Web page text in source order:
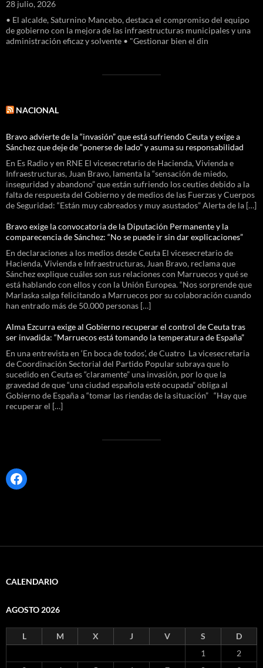
28 julio, 2026
• El alcalde, Saturnino Mancebo, destaca el compromiso del equipo
de gobierno con la mejora de las infraestructuras municipales y una
administración eficaz y solvente • "Gestionar bien el din
NACIONAL
Bravo advierte de la “invasión” que está sufriendo Ceuta y exige a
Sánchez que deje de “ponerse de lado” y asuma su responsabilidad
En Es Radio y en RNE El vicesecretario de Hacienda, Vivienda e
Infraestructuras, Juan Bravo, lamenta la “sensación de miedo,
inseguridad y abandono” que están sufriendo los ceutíes debido a la
falta de respuesta del Gobierno y de medios de las Fuerzas y Cuerpos
de Seguridad: “Están muy cabreados y muy asustados” Alerta de la […]
Bravo exige la convocatoria de la Diputación Permanente y la
comparecencia de Sánchez: “No se puede ir sin dar explicaciones”
En declaraciones a los medios desde Ceuta El vicesecretario de
Hacienda, Vivienda e Infraestructuras, Juan Bravo, reclama que
Sánchez explique cuáles son sus relaciones con Marruecos y qué se
está hablando con ellos y con la Unión Europea. “Nos sorprende que
Marlaska salga felicitando a Marruecos por su colaboración cuando
han entrado más de 50.000 personas […]
Alma Ezcurra exige al Gobierno recuperar el control de Ceuta tras
ser invadida: “Marruecos está tomando la temperatura de España”
En una entrevista en ‘En boca de todos’, de Cuatro La vicesecretaria
de Coordinación Sectorial del Partido Popular subraya que lo
sucedido en Ceuta es “claramente” una invasión, por lo que la
gravedad de que “una ciudad española esté ocupada” obliga al
Gobierno de España a “tomar las riendas de la situación” “Hay que
recuperar el […]
Facebook
CALENDARIO
AGOSTO 2026
L M X J V S
D
1
2